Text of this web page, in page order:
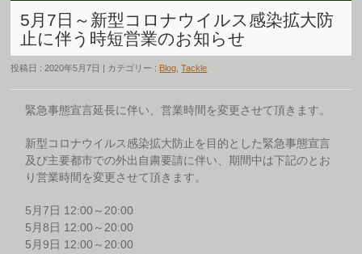
5月7日～新型コロナウイルス感染拡大防
止に伴う時短営業のお知らせ
投稿日 : 2020年5月7日 | カテゴリー : Blog ,Tackle
緊急事態宣言延長に伴い、営業時間を変更させて頂きます。
新型コロナウイルス感染拡大防止を目的とした緊急事態宣言
及び主要都市での外出自粛要請に伴い、期間中は下記のとお
り営業時間を変更させて頂きます。
5月7日 12:00～20:00
5月8日 12:00～20:00
5月9日 12:00～20:00